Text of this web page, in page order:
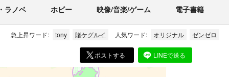
ラノベ ホビー 映像/音楽/ゲーム 電子書籍
急上昇ワード: tony 賭ケグルイ 人気ワード: オリジナル ゼンゼロ
ポストする LINEで送る